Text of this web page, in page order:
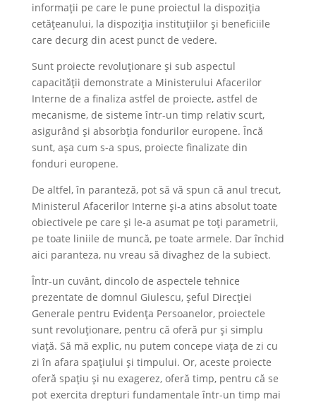
informații pe care le pune proiectul la dispoziția
cetățeanului, la dispoziția instituțiilor și beneficiile
care decurg din acest punct de vedere.
Sunt proiecte revoluționare și sub aspectul
capacității demonstrate a Ministerului Afacerilor
Interne de a finaliza astfel de proiecte, astfel de
mecanisme, de sisteme într-un timp relativ scurt,
asigurând și absorbția fondurilor europene. Încă
sunt, așa cum s-a spus, proiecte finalizate din
fonduri europene.
De altfel, în paranteză, pot să vă spun că anul trecut,
Ministerul Afacerilor Interne și-a atins absolut toate
obiectivele pe care și le-a asumat pe toți parametrii,
pe toate liniile de muncă, pe toate armele. Dar închid
aici paranteza, nu vreau să divaghez de la subiect.
Într-un cuvânt, dincolo de aspectele tehnice
prezentate de domnul Giulescu, șeful Direcției
Generale pentru Evidența Persoanelor, proiectele
sunt revoluționare, pentru că oferă pur și simplu
viață. Să mă explic, nu putem concepe viața de zi cu
zi în afara spațiului și timpului. Or, aceste proiecte
oferă spațiu și nu exagerez, oferă timp, pentru că se
pot exercita drepturi fundamentale într-un timp mai